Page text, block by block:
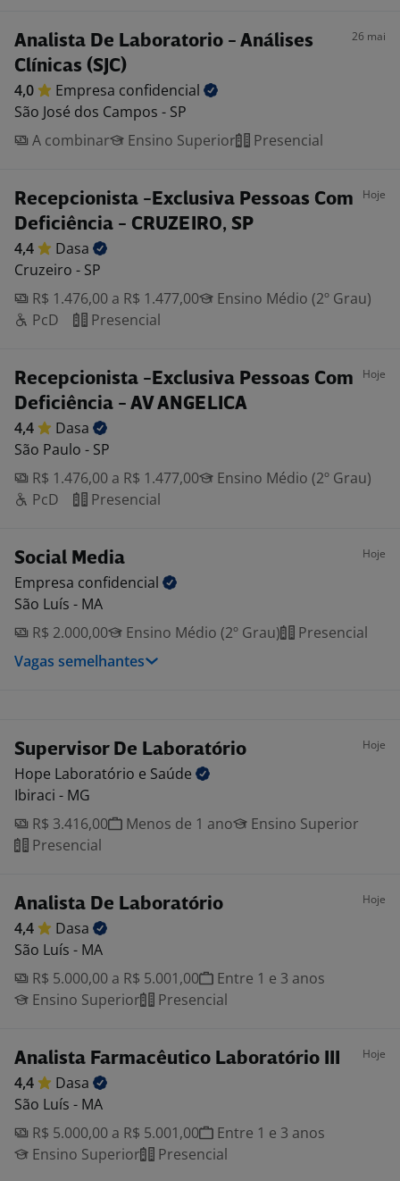
Analista De Laboratorio - Análises
Clínicas (SJC)
26 mai
4,0 Empresa confidencial
São José dos Campos - SP
A combinar
Ensino Superior Presencial
Recepcionista -Exclusiva Pessoas Com
Deficiência - CRUZEIRO, SP
Hoje
4,4
Dasa
Cruzeiro - SP
R$ 1.476,00 a R$ 1.477,00
Ensino Médio (2º Grau)
PcD
Presencial
Recepcionista -Exclusiva Pessoas Com
Deficiência - AV ANGELICA
Hoje
4,4
Dasa
São Paulo - SP
R$ 1.476,00 a R$ 1.477,00
Ensino Médio (2º Grau)
PcD
Presencial
Social Media Hoje
Empresa confidencial
São Luís - MA
R$ 2.000,00
Ensino Médio (2º Grau)
Presencial
Vagas semelhantes
Supervisor De Laboratório Hoje
Hope Laboratório e Saúde
Ibiraci - MG
R$ 3.416,00
Menos de 1 ano
Ensino Superior
Presencial
Analista De Laboratório Hoje
4,4
Dasa
São Luís - MA
R$ 5.000,00 a R$ 5.001,00
Entre 1 e 3 anos
Ensino Superior
Presencial
Analista Farmacêutico Laboratório III Hoje
4,4
Dasa
São Luís - MA
R$ 5.000,00 a R$ 5.001,00
Entre 1 e 3 anos
Ensino Superior
Presencial